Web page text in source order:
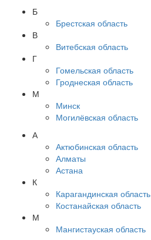
Б
Брестская область
В
Витебская область
Г
Гомельская область
Гроднеская область
М
Минск
Могилёвская область
А
Актюбинская область
Алматы
Астана
К
Карагандинская область
Костанайская область
М
Мангистауская область